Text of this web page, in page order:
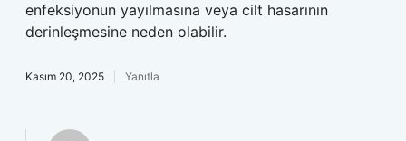
enfeksiyonun yayılmasına veya cilt hasarının
derinleşmesine neden olabilir.
Kasım 20, 2025 Yanıtla